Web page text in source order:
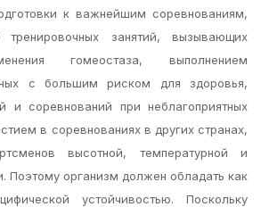
к важнейшим соревнованиям,
занятий, вызывающих
гомеостаза, выполнением
с большим риском для здоровья,
и соревнований при неблагоприятных
в соревнованиях в других странах,
высотной, температурной и
Поэтому организм должен обладать как
устойчивостью. Поскольку